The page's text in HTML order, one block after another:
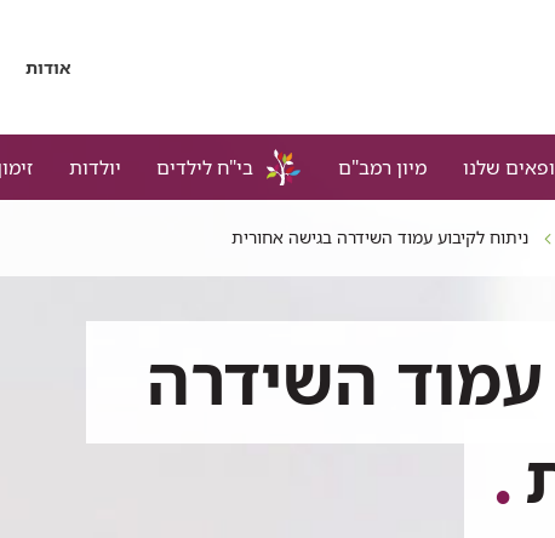
אודות
שלנו מיון רמב"ם בי"ח לילדים יולדות
ניתוח לקיבוע עמוד השידרה בגישה אחורית
עמוד השידרה